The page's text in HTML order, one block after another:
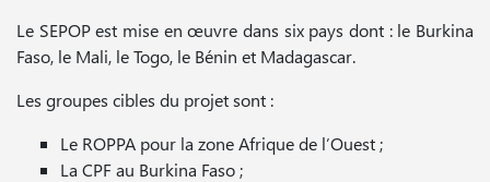
Le SEPOP est mise en œuvre dans six pays dont : le Burkina
Faso, le Mali, le Togo, le Bénin et Madagascar.
Les groupes cibles du projet sont :
Le ROPPA pour la zone Afrique de l’Ouest ;
La CPF au Burkina Faso ;